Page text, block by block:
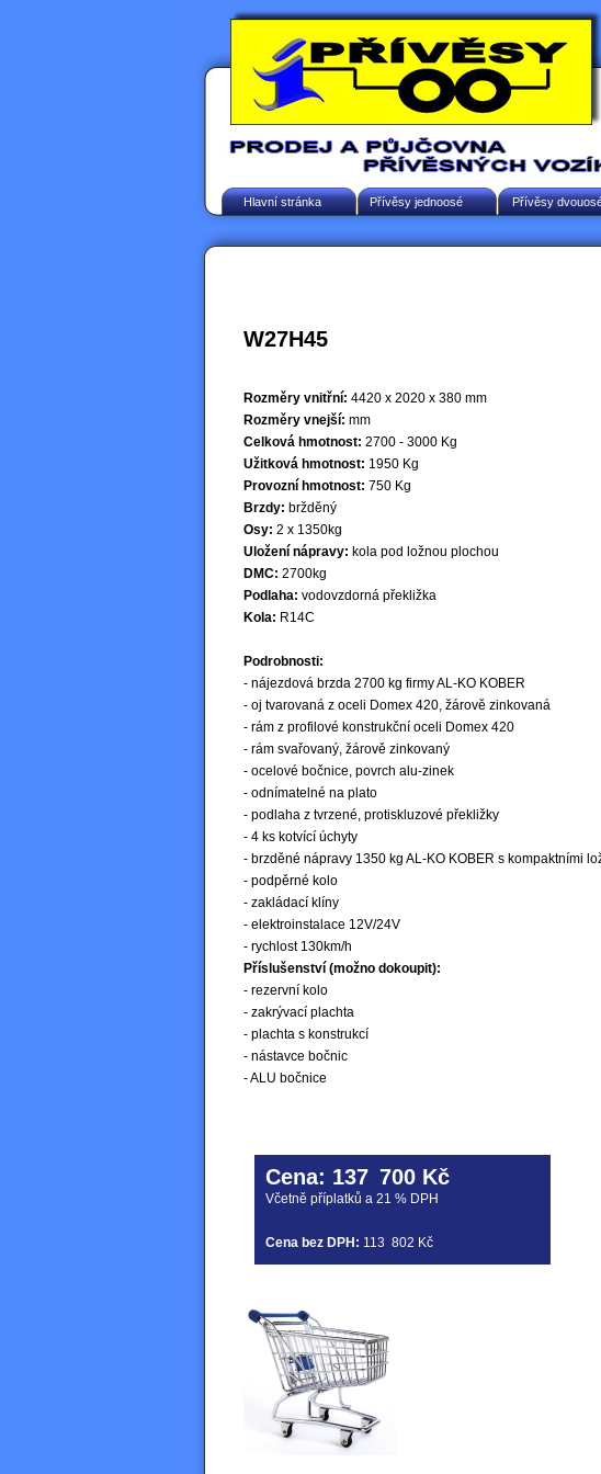
Hlavní stránka Přívěsy jednoosé Přívěsy
W27H45
Rozměry vnitřní: 4420 x 2020 x 380 mm
Rozměry vnejší: mm
Celková hmotnost: 2700 - 3000 Kg
Užitková hmotnost: 1950 Kg
Provozní hmotnost: 750 Kg
Brzdy: bržděný
Osy: 2 x 1350kg
Uložení nápravy: kola pod ložnou plochou
DMC: 2700kg
Podlaha: vodovzdorná překližka
Kola: R14C
Podrobnosti:
- nájezdová brzda 2700 kg firmy AL-KO KOBER
- oj tvarovaná z oceli Domex 420, žárově zinkovaná
- rám z profilové konstrukční oceli Domex 420
- rám svařovaný, žárově zinkovaný
- ocelové bočnice, povrch alu-zinek
- odnímatelné na plato
- podlaha z tvrzené, protiskluzové překližky
- 4 ks kotvící úchyty
- brzděné nápravy 1350 kg AL-KO KOBER s kompaktními
- podpěrné kolo
- zakládací klíny
- elektroinstalace 12V/24V
- rychlost 130km/h
Příslušenství (možno dokoupit):
- rezervní kolo
- zakrývací plachta
- plachta s konstrukcí
- nástavce bočnic
- ALU bočnice
Cena: 137 700 Kč
Včetně příplatků a 21 % DPH
Cena bez DPH: 113 802 Kč